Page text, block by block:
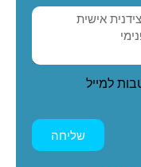
למייל
שליחה